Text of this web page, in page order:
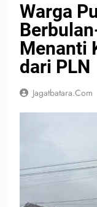
Warga
Menanti
dari PLN
Jagatbatara.com